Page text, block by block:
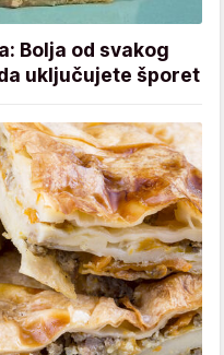
Bolja od svakog
uključujete šporet